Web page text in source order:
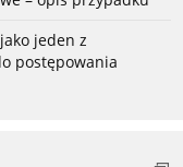
jeden z
postępowania